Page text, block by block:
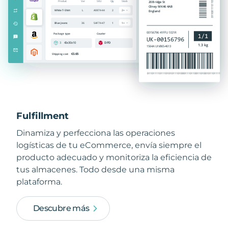
Fulfillment
Dinamiza y perfecciona las operaciones
logísticas de tu eCommerce, envía siempre el
producto adecuado y monitoriza la eficiencia de
tus almacenes. Todo desde una misma
plataforma.
Descubre más